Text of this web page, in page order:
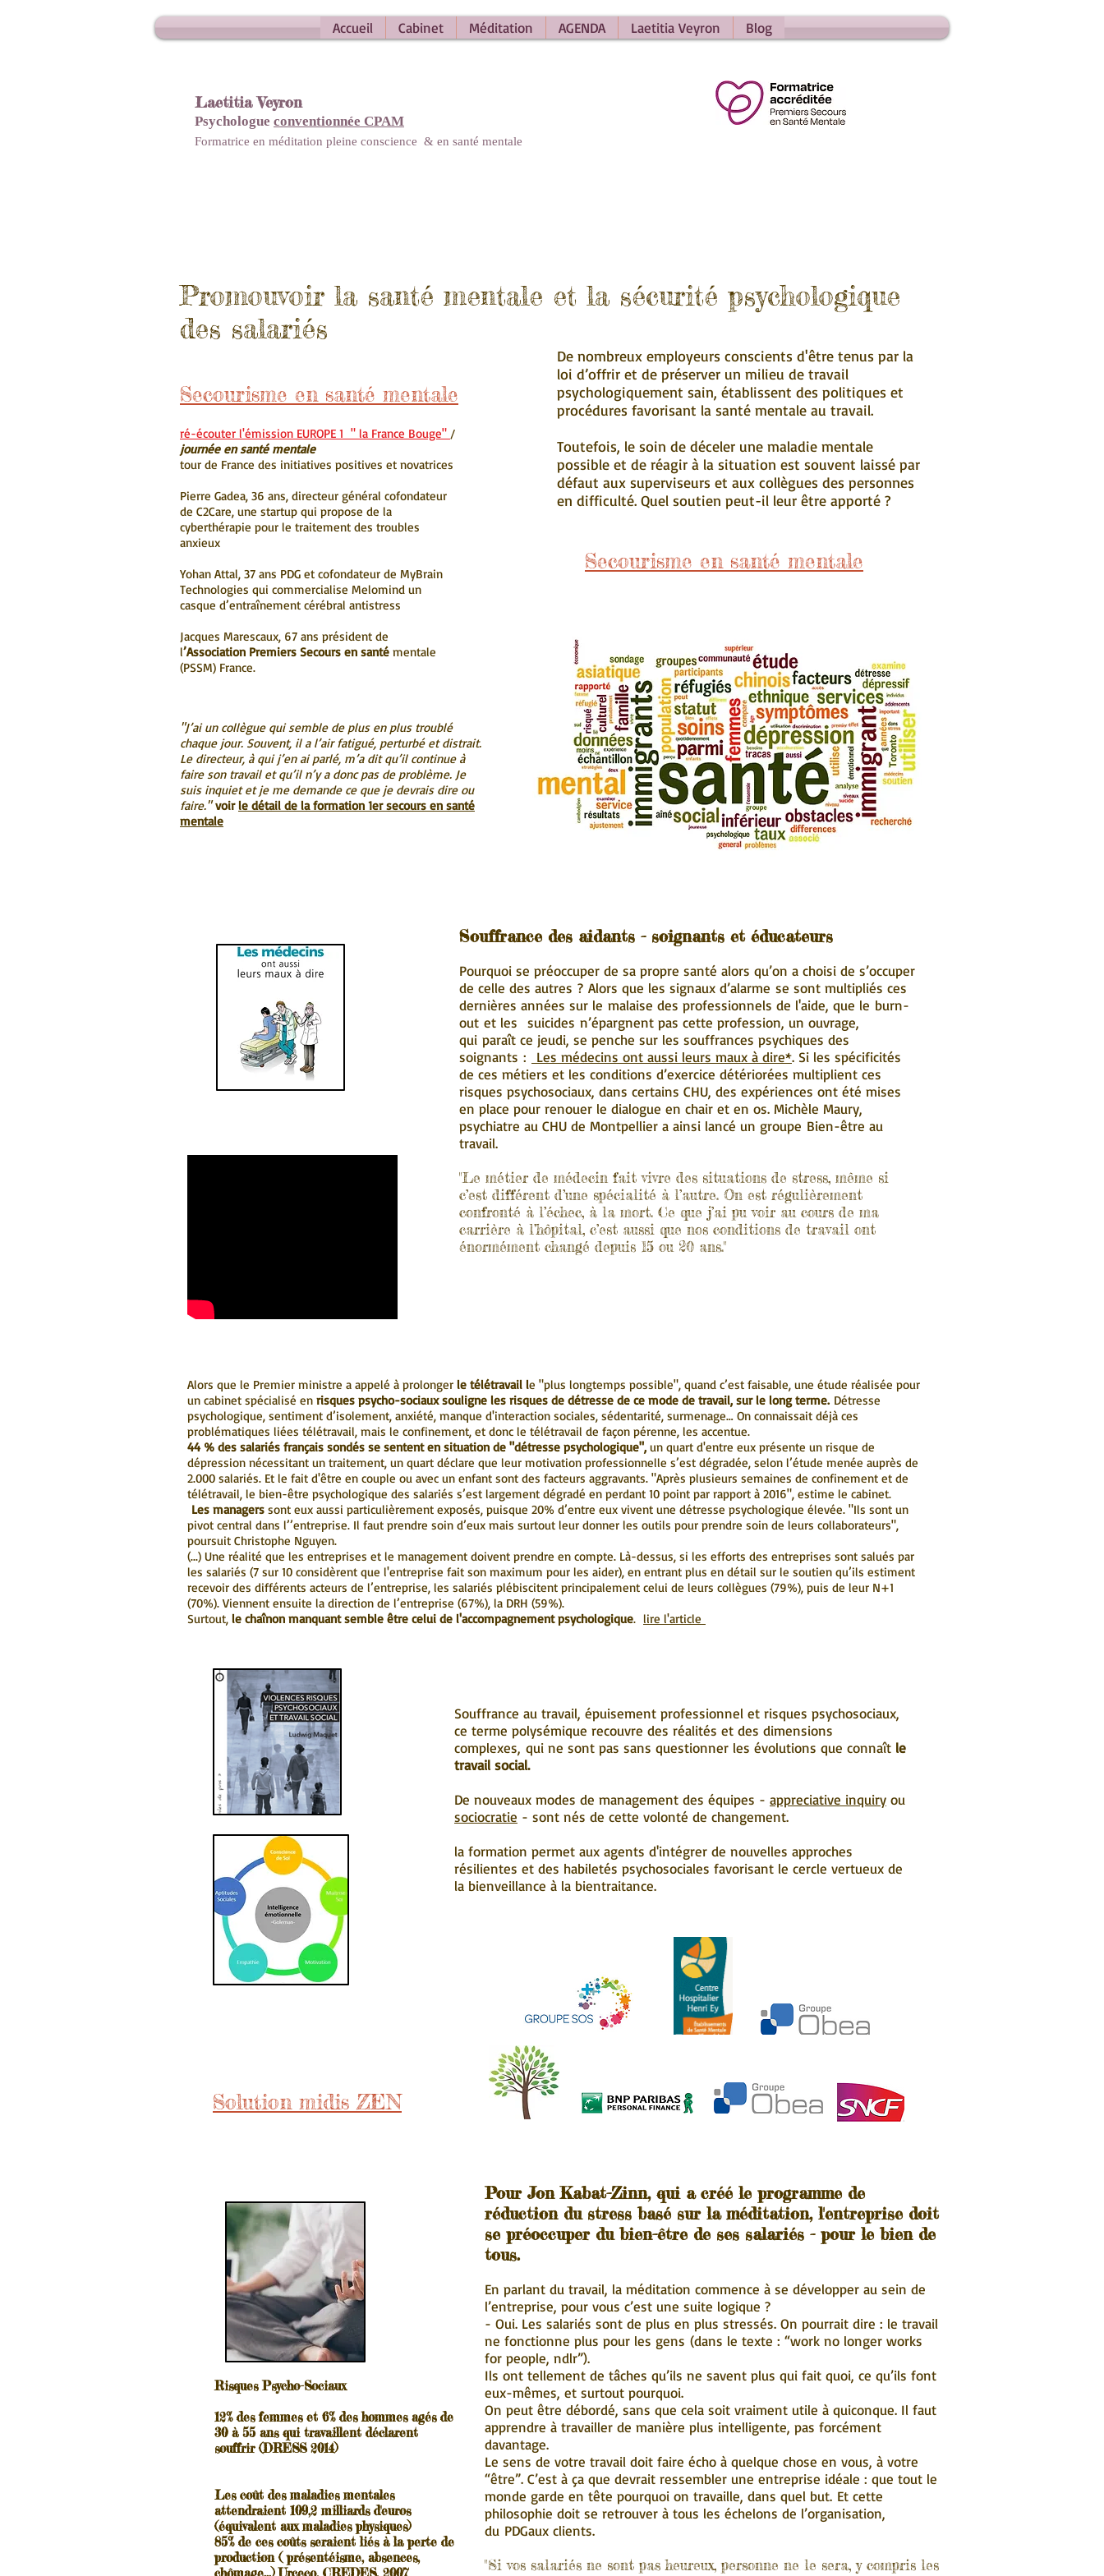
Accueil Cabinet Méditation AGENDA Laetitia Veyron Blog
Laetitia Veyron
Psychologue conventionnée CPAM
Formatrice en méditation pleine conscience & en santé mentale
Promouvoir la santé mentale et la sécurité psychologique
des salariés
Secourisme en santé mentale
ré-écouter l'émission EUROPE 1 " la France Bouge" /
journée en santé mentale
tour de France des initiatives positives et novatrices
Pierre Gadea, 36 ans, directeur général cofondateur
de C2Care, une startup qui propose de la
cyberthérapie pour le traitement des troubles
anxieux
Yohan Attal, 37 ans PDG et cofondateur de MyBrain
Technologies qui commercialise Melomind un
casque d’entraînement cérébral antistress
Jacques Marescaux, 67 ans président de
l’Association Premiers Secours en santé mentale
(PSSM) France.
"J’ai un collègue qui semble de plus en plus troublé
chaque jour. Souvent, il a l’air fatigué, perturbé et distrait.
Le directeur, à qui j’en ai parlé, m’a dit qu’il continue à
faire son travail et qu’il n’y a donc pas de problème. Je
suis inquiet et je me demande ce que je devrais dire ou
faire."voirle détail de la formation 1er secours en santé
mentale
De nombreux employeurs conscients d'être tenus par la
loi d’offrir et de préserver un milieu de travail
psychologiquement sain, établissent des politiques et
procédures favorisant la santé mentale au travail.
Toutefois, le soin de déceler une maladie mentale
possible et de réagir à la situation est souvent laissé par
défaut aux superviseurs et aux collègues des personnes
en difficulté. Quel soutien peut-il leur être apporté ?
Secourisme en santé mentale
Souffrance des aidants - soignants et éducateurs
Pourquoi se préoccuper de sa propre santé alors qu’on a choisi de s’occuper
de celle des autres ? Alors que les signaux d’alarme se sont multipliés ces
dernières années sur le malaise des professionnels de l'aide, que le burn-
out et les suicides n’épargnent pas cette profession, un ouvrage,
qui paraît ce jeudi, se penche sur les souffrances psychiques des
soignants :
Les médecins ont aussi leurs maux à dire*. Si les spécificités
de ces métiers et les conditions d’exercice détériorées multiplient ces
risques psychosociaux, dans certains CHU, des expériences ont été mises
en place pour renouer le dialogue en chair et en os. Michèle Maury,
psychiatre au CHU de Montpellier a ainsi lancé un groupe Bien-être au
travail.
"Le métier de médecin fait vivre des situations de stress, même si
c’est différent d’une spécialité à l’autre. On est régulièrement
confronté à l’échec, à la mort. Ce que j’ai pu voir au cours de ma
carrière à l’hôpital, c’est aussi que nos conditions de travail ont
énormément changé depuis 15 ou 20 ans."
Alors que le Premier ministre a appelé à prolonger le télétravail le "plus longtemps possible", quand c’est faisable, une étude réalisée pour
un cabinet spécialisé en risques psycho-sociaux souligne les risques de détresse de ce mode de travail, sur le long terme. Détresse
psychologique, sentiment d’isolement, anxiété, manque d'interaction sociales, sédentarité, surmenage… On connaissait déjà ces
problématiques liées télétravail, mais le confinement, et donc le télétravail de façon pérenne, les accentue.
44 % des salariés français sondés se sentent en situation de "détresse psychologique", un quart d'entre eux présente un risque de
dépression nécessitant un traitement, un quart déclare que leur motivation professionnelle s’est dégradée, selon l’étude menée auprès de
2.000 salariés. Et le fait d'être en couple ou avec un enfant sont des facteurs aggravants. "Après plusieurs semaines de confinement et de
télétravail, le bien-être psychologique des salariés s’est largement dégradé en perdant 10 point par rapport à 2016", estime le cabinet.
Les managers sont eux aussi particulièrement exposés, puisque 20% d’entre eux vivent une détresse psychologique élevée. "Ils sont un
pivot central dans l’’entreprise. Il faut prendre soin d’eux mais surtout leur donner les outils pour prendre soin de leurs collaborateurs",
poursuit Christophe Nguyen.
(...) Une réalité que les entreprises et le management doivent prendre en compte. Là-dessus, si les efforts des entreprises sont salués par
les salariés (7 sur 10 considèrent que l'entreprise fait son maximum pour les aider), en entrant plus en détail sur le soutien qu’ils estiment
recevoir des différents acteurs de l’entreprise, les salariés plébiscitent principalement celui de leurs collègues (79%), puis de leur N+1
(70%). Viennent ensuite la direction de l’entreprise (67%), la DRH (59%).
Surtout, le chaînon manquant semble être celui de l'accompagnement psychologique. lire l'article
Souffrance au travail, épuisement professionnel et risques psychosociaux,
ce terme polysémique recouvre des réalités et des dimensions
complexes, qui ne sont pas sans questionner les évolutions que connaît le
travail social.
De nouveaux modes de management des équipes - appreciative inquiry ou
sociocratie - sont nés de cette volonté de changement.
la formation permet aux agents d'intégrer de nouvelles approches
résilientes et des habiletés psychosociales favorisant le cercle vertueux de
la bienveillance à la bientraitance.
Solution midis ZEN
Risques Psycho-Sociaux
12% des femmes et 6% des hommes agés de
30 à 55 ans qui travaillent déclarent
souffrir (DRESS 2014)
Les coût des maladies mentales
attendraient 109,2 milliards d'euros
(équivalent aux maladies physiques)
85% de ces coûts seraient liés à la perte de
production ( présentéisme, absences,
Pour Jon Kabat-Zinn, qui a créé le programme de
réduction du stress basé sur la méditation, l'entreprise doit
se préoccuper du bien-être de ses salariés - pour le bien de
tous.
En parlant du travail, la méditation commence à se développer au sein de
l’entreprise, pour vous c’est une suite logique ?
- Oui. Les salariés sont de plus en plus stressés. On pourrait dire : le travail
ne fonctionne plus pour les gens (dans le texte : “work no longer works
for people, ndlr”).
Ils ont tellement de tâches qu’ils ne savent plus qui fait quoi, ce qu’ils font
eux-mêmes, et surtout pourquoi.
On peut être débordé, sans que cela soit vraiment utile à quiconque. Il faut
apprendre à travailler de manière plus intelligente, pas forcément
davantage.
Le sens de votre travail doit faire écho à quelque chose en vous, à votre
“être”. C’est à ça que devrait ressembler une entreprise idéale : que tout le
monde garde en tête pourquoi on travaille, dans quel but. Et cette
philosophie doit se retrouver à tous les échelons de l’organisation,
du PDGaux clients.
"Si vos salariés ne sont pas heureux, personne ne le sera, y compris les